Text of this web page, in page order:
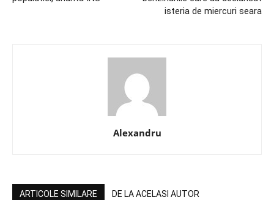
isteria de miercuri seara
Alexandru
ARTICOLE SIMILARE DE LA ACELASI AUTOR